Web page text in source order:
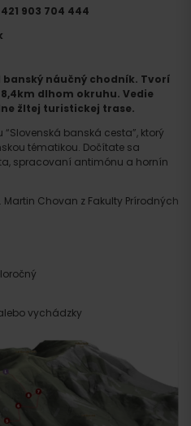
náučný chodník. Tvorí
dlhom okruhu. Vedie
žltej turistickej trase.
banská cesta”, ktorý
tématikou. Dočítate sa
spracovaní antimónu a hornín
Martin Chovan z Fakulty Prírodných
vychádzky
903 704 444